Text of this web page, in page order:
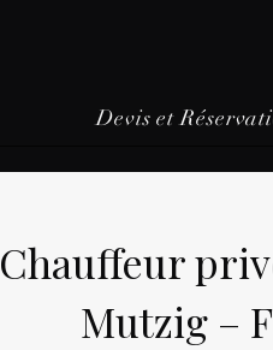
Devis et
Chauffeur
Mutzig –